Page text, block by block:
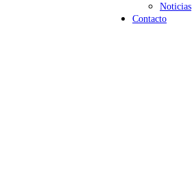
Noticias
Contacto